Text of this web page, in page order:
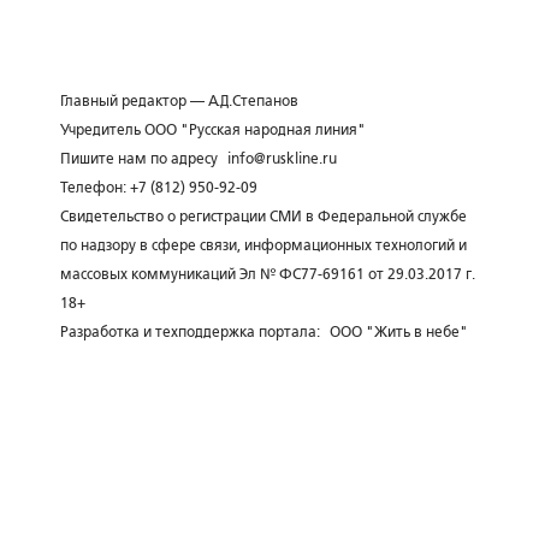
Главный редактор — А.Д.Степанов
Учредитель ООО "Русская народная линия"
Пишите нам по адресу
info@ruskline.ru
Телефон: +7 (812) 950-92-09
Свидетельство о регистрации СМИ в Федеральной службе
по надзору в сфере связи, информационных технологий и
массовых коммуникаций Эл № ФС77-69161 от 29.03.2017 г.
18+
Разработка и техподдержка портала: ООО "Жить в небе"